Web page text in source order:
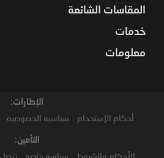
المقاسات الشائعة
خدمات
معلومات
الإطارات:
أحكام الإستخدام سياسية الخصوصية
التأمين: